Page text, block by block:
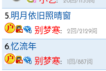
5.明月依旧照晴窗
别梦寒: 2回/2129阅
6.忆流年
别梦寒: 1回/887阅